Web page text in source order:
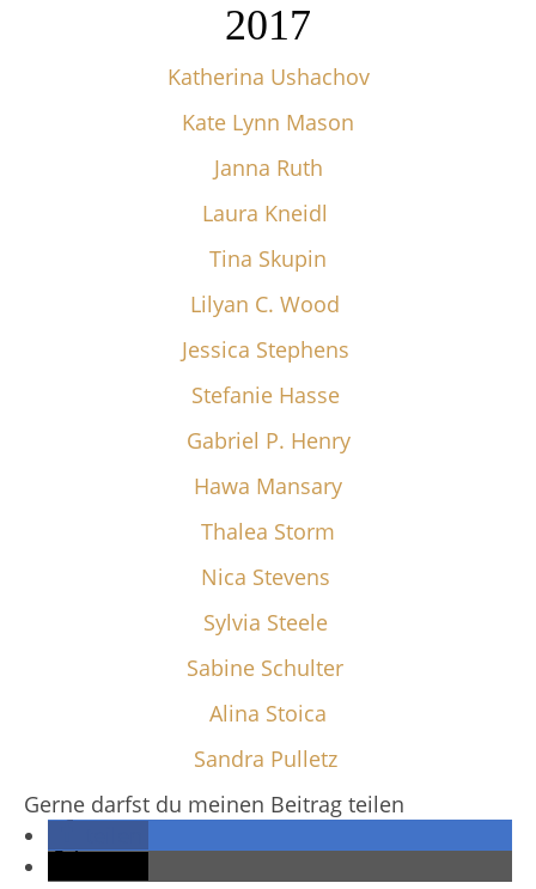
2017
Katherina Ushachov
Kate Lynn Mason
Janna Ruth
Laura Kneidl
Tina Skupin
Lilyan C. Wood
Jessica Stephens
Stefanie Hasse
Gabriel P. Henry
Hawa Mansary
Thalea Storm
Nica Stevens
Sylvia Steele
Sabine Schulter
Alina Stoica
Sandra Pulletz
Gerne darfst du meinen Beitrag teilen